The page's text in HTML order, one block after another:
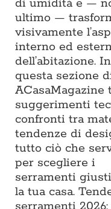
di umidità e —
ultimo —
visivamente
interno ed
dell’abitazione. In
questa sezione
ACasaMagazine
suggerimenti
confronti tra
tendenze di
tutto ciò che
per scegliere i
serramenti
la tua casa.